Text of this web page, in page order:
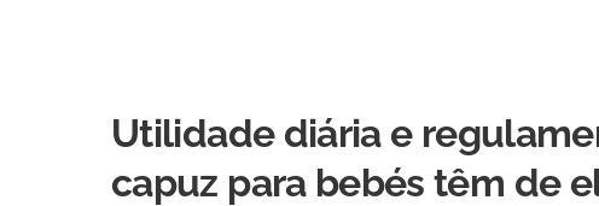
Utilidade diária e
capuz para bebés têm de